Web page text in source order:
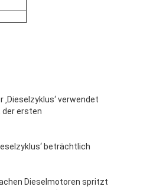
verwendet
der ersten
beträchtlich
Dieselmotoren spritzt